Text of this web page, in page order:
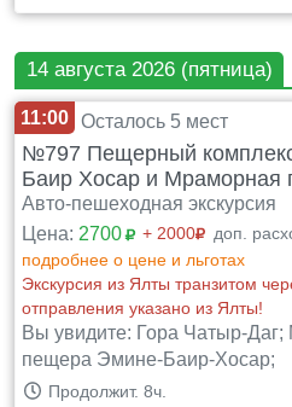
14 августа 2026 (пятница)
11:00 Осталось 5 мест
№797 Пещерный
Баир Хосар и Мраморная
Авто-пешеходная экскурсия
Цена: 2700 + 2000
доп.
подробнее о цене и льготах
Экскурсия из Ялты транзитом
отправления указано из Ялты!
Вы увидите: Гора Чатыр-
пещера Эмине-Баир-Хосар;
Продолжит. 8ч.